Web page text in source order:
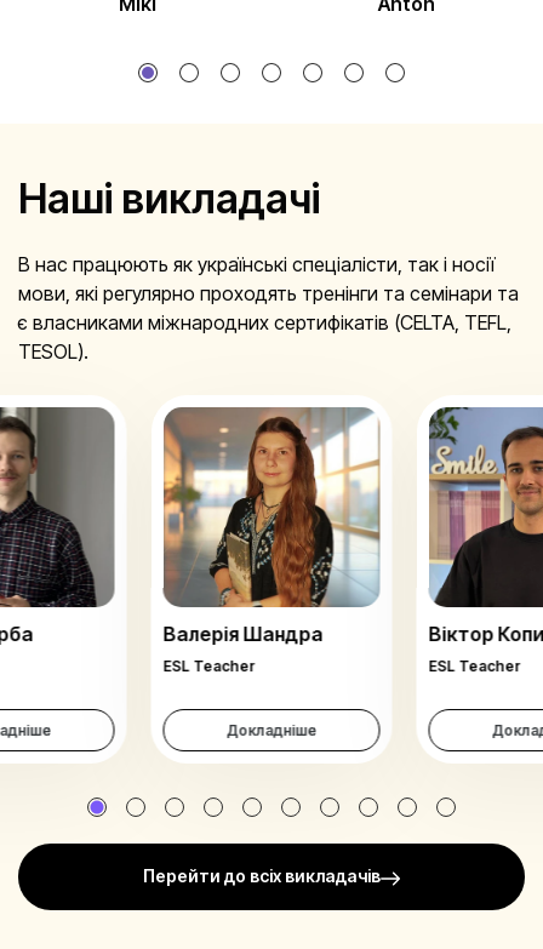
2
Наші викладачі
В нас працюють як українські спеціалісти, так і носії
мови, які регулярно проходять тренінги та семінари та
є власниками міжнародних сертифікатів (CELTA, TEFL,
TESOL).
Валерія Шандра
ESL Teacher
Докладніше
Віктор
ESL Teacher
Перейти до всіх викладачів